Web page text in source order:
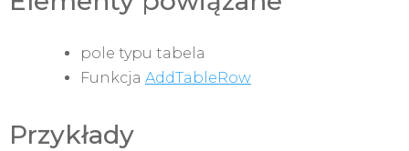
pole typu tabela
Funkcja AddTableRow
Przykłady